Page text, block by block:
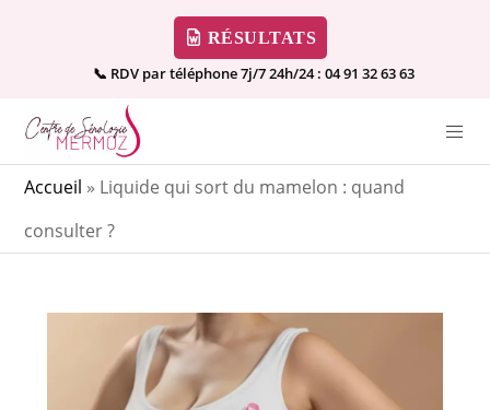
RÉSULTATS
📞 RDV par téléphone 7j/7 24h/24 : 04 91 32 63 63
Accueil » Liquide qui sort du mamelon : quand
consulter ?